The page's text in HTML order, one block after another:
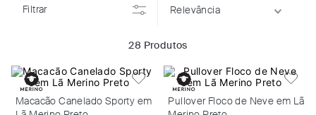
Filtrar Relevância
28 Produtos
Macacão Canelado Sporty em
Pullover Floco de Neve em Lã